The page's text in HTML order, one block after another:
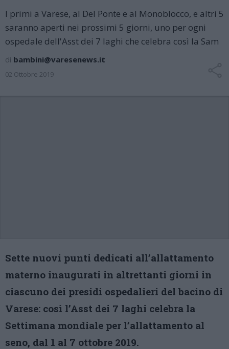
I primi a Varese, al Del Ponte e al Monoblocco, e altri 5
saranno aperti nei prossimi 5 giorni, uno per ogni
ospedale dell'Asst dei 7 laghi che celebra così la Sam
di bambini@varesenews.it
02 Ottobre 2019
Sette nuovi punti dedicati all’allattamento
materno inaugurati in altrettanti giorni in
ciascuno dei presidi ospedalieri del bacino di
Varese: così l’Asst dei 7 laghi celebra la
Settimana mondiale per l’allattamento al
seno, dal 1 al 7 ottobre 2019.